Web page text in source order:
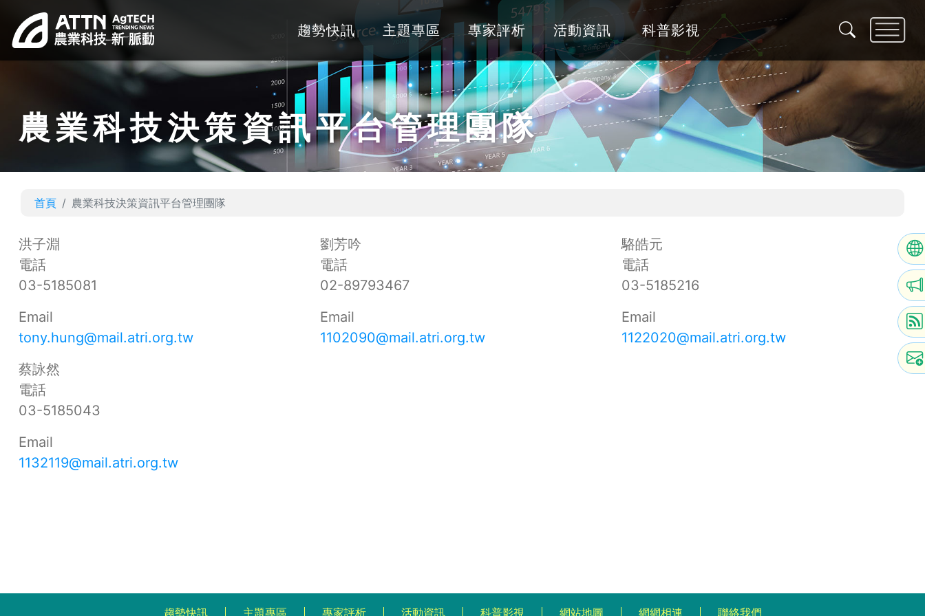
趨勢快訊 主題專區 專家評析 活動資訊 科普影視
農業科技決策資訊平台管理團隊
首頁 農業科技決策資訊平台管理團隊
洪子淵
電話
03-5185081
Email
tony.hung@mail.atri.org.tw
劉芳吟
電話
02-89793467
Email
1102090@mail.atri.org.tw
駱皓元
電話
03-5185216
Email
1122020@mail.atri.org.tw
蔡詠然
電話
03-5185043
Email
1132119@mail.atri.org.tw
趨勢快訊 主題專區 專家評析 活動資訊 科普影視 網站地圖 網網相連 聯絡我們